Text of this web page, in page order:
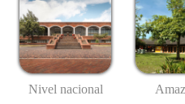
Nivel nacional